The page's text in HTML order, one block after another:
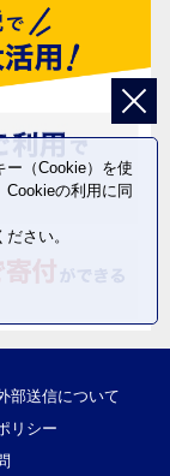
部送信について
リシー
ー（Cookie）を使
の利用に同
さい。